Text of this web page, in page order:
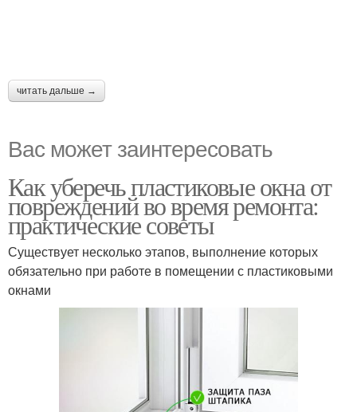
читать дальше →
Вас может заинтересовать
Как уберечь пластиковые окна от
повреждений во время ремонта:
практические советы
Существует несколько этапов, выполнение которых
обязательно при работе в помещении с пластиковыми
окнами